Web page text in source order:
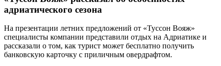
адриатического сезона
На презентации летних предложений от «Туссон Вояж»
специалисты компании представили отдых на Адриатике и
рассказали о том, как турист может бесплатно получить
банковскую карточку с приличным овердрафтом.